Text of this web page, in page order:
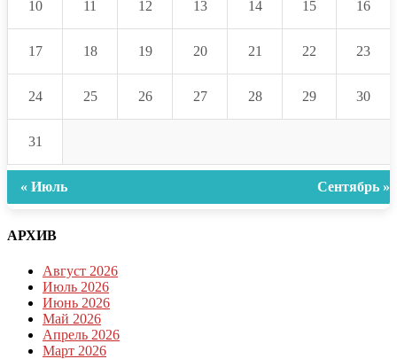
10 11 12 13 14 15 16
17 18 19 20 21 22 23
24 25 26 27 28 29 30
31
« Июль Сентябрь »
АРХИВ
Август 2026
Июль 2026
Июнь 2026
Май 2026
Апрель 2026
Март 2026